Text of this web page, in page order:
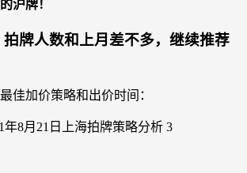
沪牌！
牌人数和上月差不多，继续推荐
佳加价策略和出价时间：